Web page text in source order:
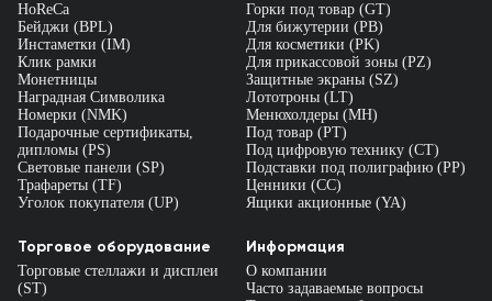
HoReCa
Бейджи (BPL)
Инстаметки (IM)
Клик рамки
Монетницы
Наградная Символика
Номерки (NMK)
Подарочные сертификаты,
дипломы (PS)
Световые панели (SP)
Трафареты (TF)
Уголок покупателя (UP)
Горки под товар (GT)
Для бижутерии (PB)
Для косметики (PK)
Для прикассовой зоны (PZ)
Защитные экраны (SZ)
Лототроны (LT)
Менюхолдеры (MH)
Под товар (PT)
Под цифровую технику (CT)
Подставки под полиграфию (PP)
Ценники (СС)
Ящики акционные (YA)
Торговое оборудование
Торговые стеллажи и дисплеи
(ST)
Информация
О компании
Часто задаваемые вопросы